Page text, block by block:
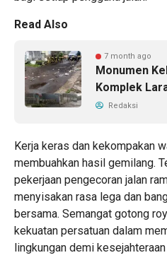
Read Also
7 month ago
Monumen
Komplek
Redaksi
Kerja keras dan kekompakan
membuahkan hasil gemilang.
pekerjaan pengecoran jalan
menyisakan rasa lega dan
bersama. Semangat gotong
kekuatan persatuan dalam
lingkungan demi